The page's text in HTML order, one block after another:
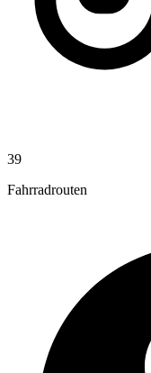
39
Fahrradrouten